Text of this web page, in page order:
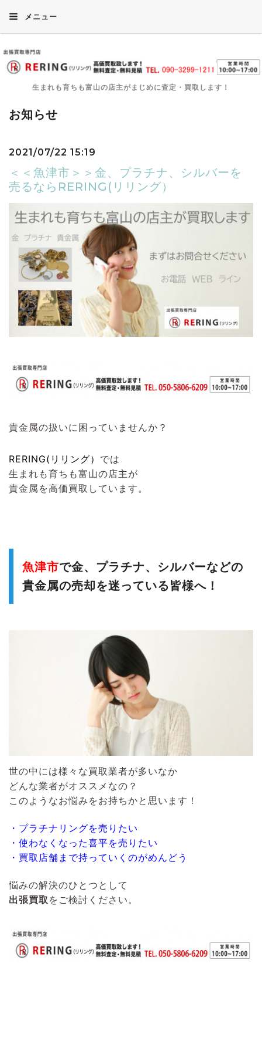
メニュー
生まれも育ちも富山の店主がまじめに査定・買取します！
お知らせ
2021/07/22 15:19
＜＜魚津市＞＞金、プラチナ、シルバーを
売るならRERING(リリング）
貴金属の扱いに困っていませんか？
RERING(リリング） では
生まれも育ちも富山の店主が
貴金属を高価買取しています。
魚津市で金、プラチナ、シルバーなどの
貴金属の売却を迷っている皆様へ！
世の中には様々な買取業者が多いなか
どんな業者がオススメなの？
このようなお悩みをお持ちかと思います！
・プラチナリングを売りたい
・使わなくなった喜平を売りたい
・買取店舗まで持っていくのがめんどう
悩みの解決のひとつとして
出張買取 をご検討ください。